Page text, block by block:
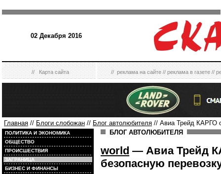
02 Декабря 2016
//Карта сайта //реклама на сайте//реклама в газете//
Главная // Блоги слобожан // Блог автолюбителя // Авиа Трейд КАРГО
ПОЛИТИКА И ЭКОНОМИКА
ОБЩЕСТВО
ПРОИСШЕСТВИЯ
ЗАГРАНИЦА
БИЗНЕС И ФИНАНСЫ
БЛОГ АВТОЛЮБИТЕЛЯ
world — Авиа Трейд
безопасную